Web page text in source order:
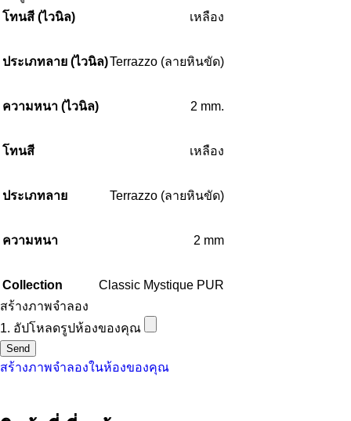
โทนสี (ไวนิล)
เหลือง
ประเภทลาย (ไวนิล)Terrazzo (ลายหินขัด)
ความหนา (ไวนิล) 2 mm.
โทนสี เหลือง
ประเภทลาย Terrazzo (ลายหินขัด)
ความหนา 2 mm
Collection
Classic Mystique PUR
สร้างภาพจำลอง
1. อัปโหลดรูปห้องของคุณ
Send
สร้างภาพจำลองในห้องของคุณ